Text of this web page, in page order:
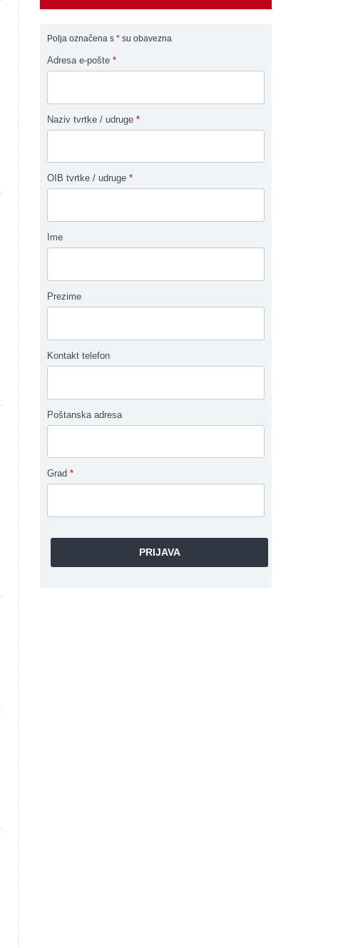
Polja označena s * su obavezna
Adresa e-pošte *
Naziv tvrtke / udruge *
OIB tvrtke / udruge *
Ime
Prezime
Kontakt telefon
Poštanska adresa
Grad *